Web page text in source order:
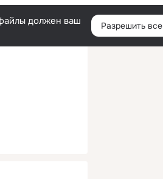
Войти
должен ваш
Разрешить все